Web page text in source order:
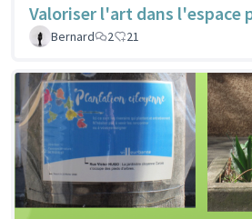
Valoriser l'art dans l'espace
Bernard
2 21